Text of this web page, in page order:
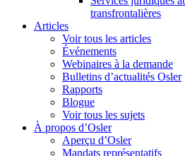
transfrontalières
Articles
Voir tous les articles
Événements
Webinaires à la demande
Bulletins d’actualités Osler
Rapports
Blogue
Voir tous les sujets
À propos d’Osler
Aperçu d’Osler
Mandats représentatifs